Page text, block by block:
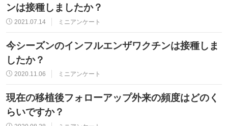
ンは接種しましたか？
2021.07.14 ミニアンケート
今シーズンのインフルエンザワクチンは接種しま
したか？
2020.11.06 ミニアンケート
現在の移植後フォローアップ外来の頻度はどのく
らいですか？